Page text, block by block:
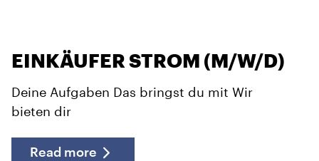
EINKÄUFER STROM (M/W/D)
Deine Aufgaben Das bringst du mit Wir
bieten dir
Read more